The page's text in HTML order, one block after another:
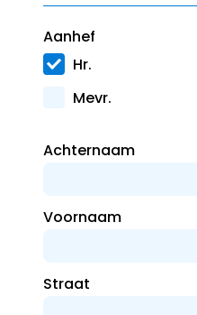
Aanhef
Hr.
Mevr.
Achternaam
Voornaam
Straat